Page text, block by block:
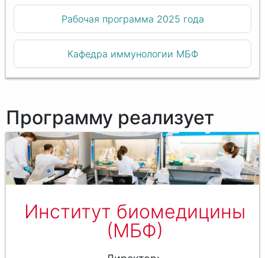
Рабочая программа 2025 года
Кафедра иммунологии МБФ
Программу реализует
Институт биомедицины
(МБФ)